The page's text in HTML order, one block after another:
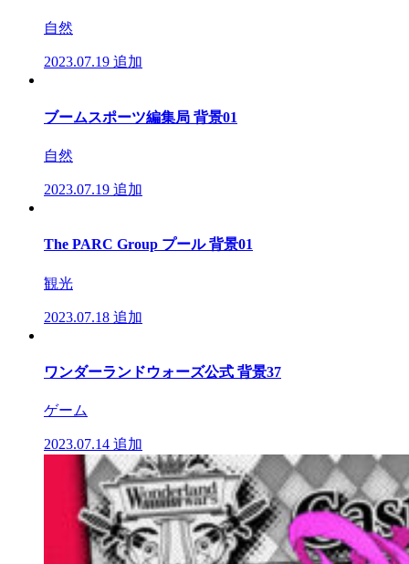
自然
2023.07.19 追加
ブームスポーツ編集局 背景01
自然
2023.07.19 追加
The PARC Group プール 背景01
観光
2023.07.18 追加
ワンダーランドウォーズ公式 背景37
ゲーム
2023.07.14 追加